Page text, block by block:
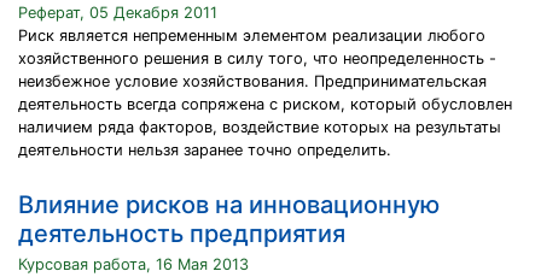
Реферат, 05 Декабря 2011
Риск является непременным элементом реализации любого
хозяйственного решения в силу того, что неопределенность -
неизбежное условие хозяйствования. Предпринимательская
деятельность всегда сопряжена с риском, который обусловлен
наличием ряда факторов, воздействие которых на результаты
деятельности нельзя заранее точно определить.
Влияние рисков на инновационную
деятельность предприятия
Курсовая работа, 16 Мая 2013